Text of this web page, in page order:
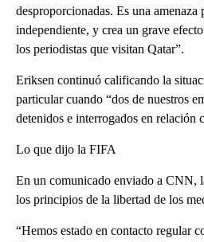
desproporcionadas. Es una
independiente, y crea un grave
los periodistas que visitan Qatar”.
Eriksen continuó calificando la
particular cuando “dos de nuestros
detenidos e interrogados en relación
Lo que dijo la FIFA
En un comunicado enviado a CNN,
los principios de la libertad de los
“Hemos estado en contacto regular